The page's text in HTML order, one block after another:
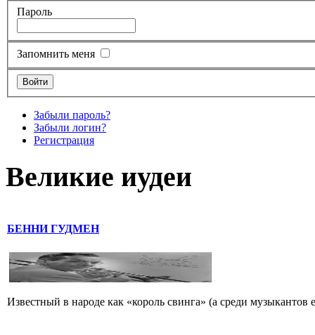
Пароль
Запомнить меня
Забыли пароль?
Забыли логин?
Регистрация
Великие иудеи
БЕННИ ГУДМЕН
Известный в народе как «король свинга» (а среди